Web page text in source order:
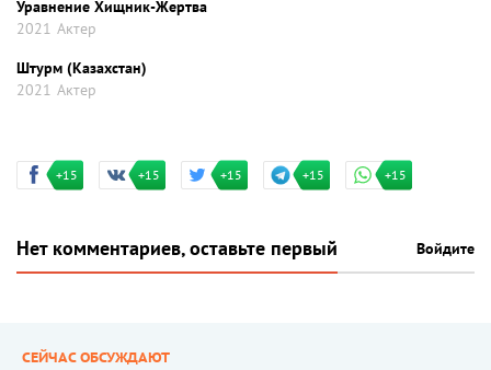
Уравнение Хищник-Жертва
2021 Актер
Штурм (Казахстан)
2021 Актер
+15 +15 +15 +15 +15
Нет комментариев, оставьте первый Войдите
СЕЙЧАС ОБСУЖДАЮТ